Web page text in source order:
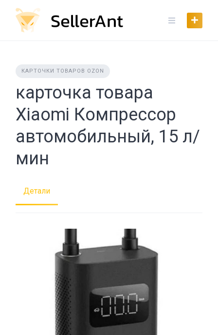
content
КАРТОЧКИ ТОВАРОВ OZON
карточка товара
Xiaomi Компрессор
автомобильный, 15 л/
мин
Детали